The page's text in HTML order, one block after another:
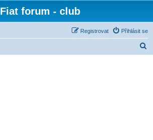
Fiat forum - club
Přihlásit se
Registrovat